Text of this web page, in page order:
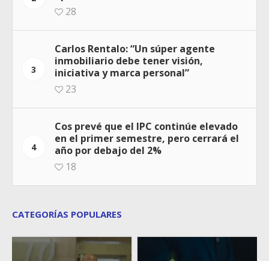
28
3
Carlos Rentalo: “Un súper agente
inmobiliario debe tener visión,
iniciativa y marca personal”
23
4
Cos prevé que el IPC continúe elevado
en el primer semestre, pero cerrará el
año por debajo del 2%
18
CATEGORÍAS POPULARES